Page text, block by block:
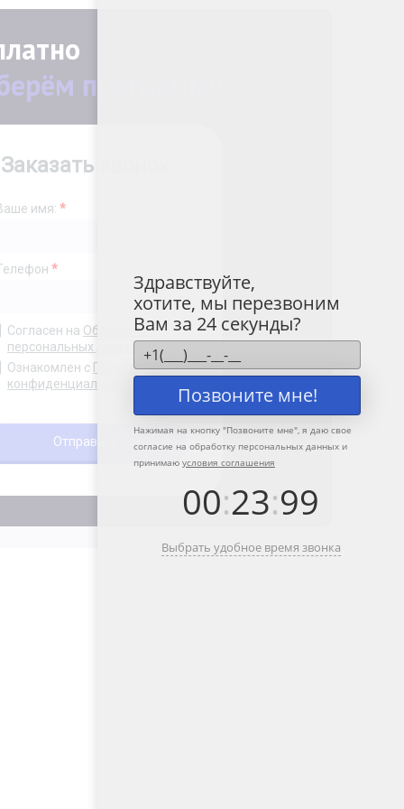
программу
Здравствуйте,
хотите, мы перезвоним
Вам за 24 секунды?
Позвоните мне!
Нажимая на кнопку "Позвоните мне", я даю свое
согласие на обработку персональных данных и
принимаю условия соглашения
00:23:99
Выбрать удобное время звонка